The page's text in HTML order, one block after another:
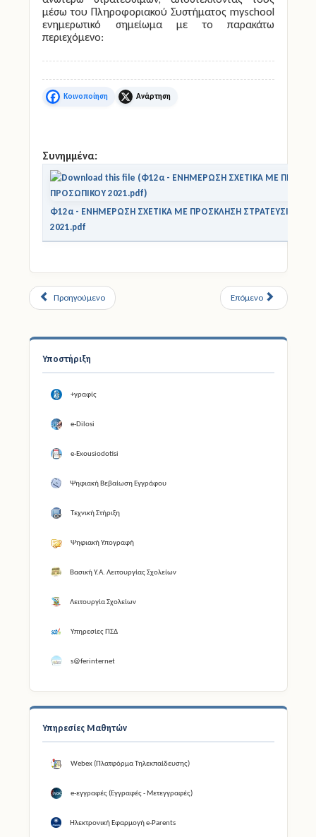
Υποστήριξη
+γραφίς
e-Dilosi
e-Exousiodotisi
Ψηφιακή Βεβαίωση Εγγράφου
Τεχνική Στήριξη
Ψηφιακή Υπογραφή
Βασική Υ.Α. Λειτουργίας Σχολείων
Λειτουργία Σχολείων
Υπηρεσίες ΠΣΔ
s@ferinternet
Υπηρεσίες Μαθητών
Webex (Πλατφόρμα Τηλεκπαίδευσης)
e-εγγραφές (Εγγραφές - Μετεγγραφές)
Ηλεκτρονική Εφαρμογή e-Parents
μέσω του Πληροφοριακού Συστήματος myschool
ενημερωτικό σημείωμα με το παρακάτω
περιεχόμενο:
Facebook X
Συνημμένα:
Φ12α - ΕΝΗΜΕΡΩΣΗ ΣΧΕΤΙΚΑ ΜΕ ΠΡΟΣΚΛΗΣΗ ΣΤΡΑΤΕΥΣΙΜΟΥ
2021.pdf
Προηγούμενο Επόμενο